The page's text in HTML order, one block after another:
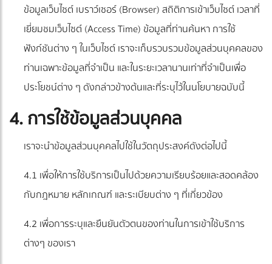
ข้อมูลเว็บไซต์ เบราว์เซอร์ (Browser) สถิติการเข้าเว็บไซต์ เวลาที่
เยี่ยมชมเว็บไซต์ (Access Time) ข้อมูลที่ท่านค้นหา การใช้
ฟังก์ชันต่าง ๆ ในเว็บไซต์ เราจะเก็บรวบรวมข้อมูลส่วนบุคคลของ
ท่านเฉพาะข้อมูลที่จำเป็น และในระยะเวลานานเท่าที่จำเป็นเพื่อ
ประโยชน์ต่าง ๆ ดังกล่าวข้างต้นและที่ระบุไว้ในนโยบายฉบับนี้
4. การใช้ข้อมูลส่วนบุคคล
เราจะนำข้อมูลส่วนบุคคลไปใช้ในวัตถุประสงค์ดังต่อไปนี้
4.1 เพื่อให้การใช้บริการเป็นไปด้วยความเรียบร้อยและสอดคล้อง
กับกฎหมาย หลักเกณฑ์ และระเบียบต่าง ๆ ที่เกี่ยวข้อง
4.2 เพื่อการระบุและยืนยันตัวตนของท่านในการเข้าใช้บริการ
ต่างๆ ของเรา